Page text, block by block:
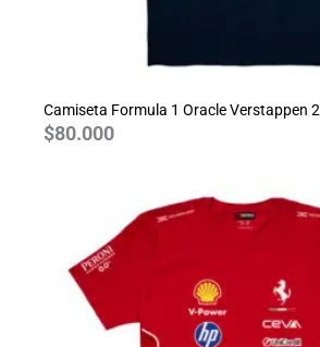
Camiseta Formula 1 Oracle Verstappen
$80.000